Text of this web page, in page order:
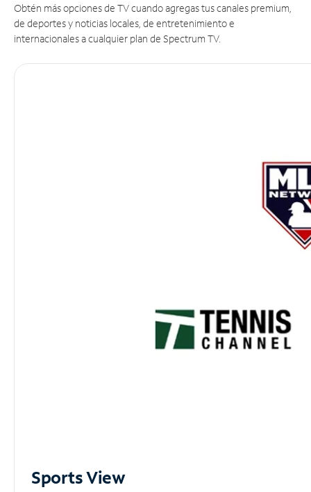
Obtén más opciones de TV cuando agregas tus canales premium,
de deportes y noticias locales, de entretenimiento e
internacionales a cualquier plan de Spectrum TV.
Sports View